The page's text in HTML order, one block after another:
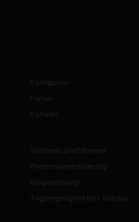
Kategorier
Filmer
Kanaler
Støttede plattformer
Personvernerklæring
Klageadgang
Tilgjengelighet hos Viaplay